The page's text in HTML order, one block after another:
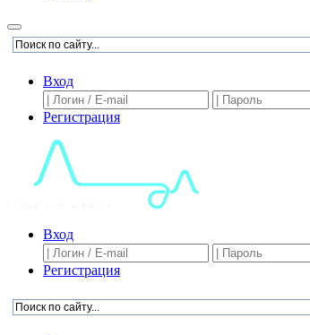
Вход
Регистрация
Вход
Регистрация